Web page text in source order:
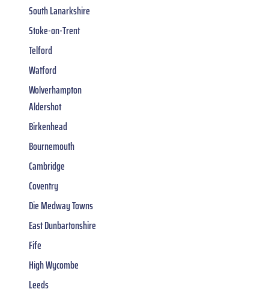
South Lanarkshire
Stoke-on-Trent
Telford
Watford
Wolverhampton
Aldershot
Birkenhead
Bournemouth
Cambridge
Coventry
Die Medway Towns
East Dunbartonshire
Fife
High Wycombe
Leeds